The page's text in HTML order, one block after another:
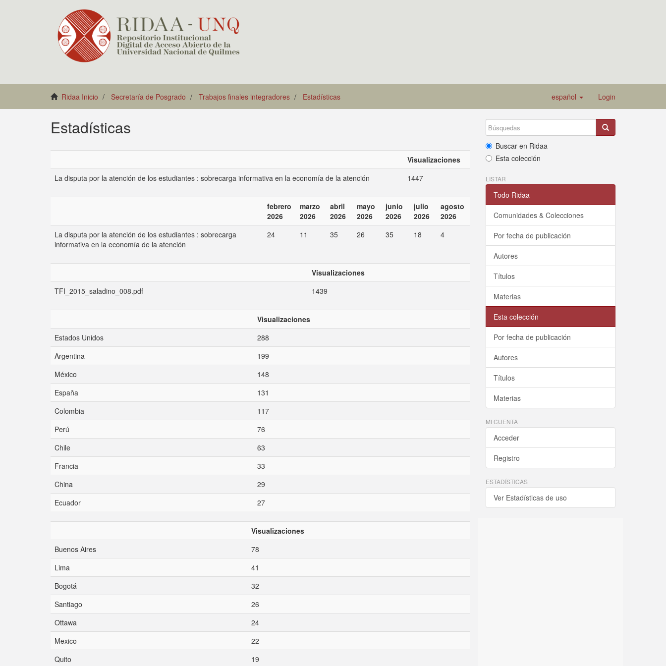
Ridaa Inicio Secretaría de Posgrado Trabajos finales integradores Estadísticas español Login
Estadísticas
Visualizaciones
La disputa por la atención de los estudiantes : sobrecarga informativa en la economía de la atención
1447
febrero
2026
marzo
2026
abril
2026
mayo
2026
junio
2026
julio
2026
agosto
2026
La disputa por la atención de los estudiantes : sobrecarga
informativa en la economía de la atención
24 11 35 26 35 18 4
Visualizaciones
TFI_2015_saladino_008.pdf
1439
Visualizaciones
Estados Unidos
288
Argentina
199
México
148
España
131
Colombia
117
Perú
76
Chile
63
Francia
33
China
29
Ecuador
27
Visualizaciones
Buenos Aires
78
Lima
41
Bogotá
32
Santiago
26
Ottawa
24
Mexico
22
Quito
19
Buscar en Ridaa
Esta colección
LISTAR
Todo Ridaa
Comunidades & Colecciones
Por fecha de publicación
Autores
Títulos
Materias
Esta colección
Por fecha de publicación
Autores
Títulos
Materias
MI CUENTA
Acceder
Registro
ESTADÍSTICAS
Ver Estadísticas de uso